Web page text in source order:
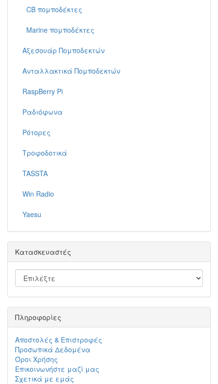
CB πομποδέκτες
Marine πομποδέκτες
Αξεσουάρ Πομποδεκτών
Ανταλλακτικά Πομποδεκτών
RaspBerry Pi
Ραδιόφωνα
Ρότορες
Τροφοδοτικά
TASSTA
Win Radio
Yaesu
Κατασκευαστές
Πληροφορίες
Αποστολές & Επιστροφές
Προσωπικά Δεδομένα
Όροι Χρήσης
Επικοινωνήστε μαζί μας
Σχετικά με εμάς